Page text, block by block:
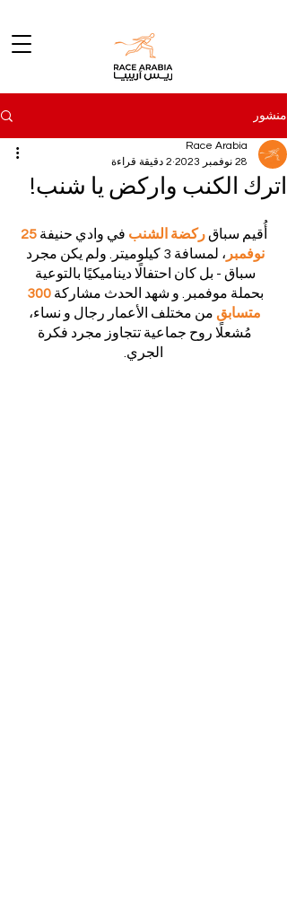
منشور
اترك الكنب واركض يا شنب!
Race Arabia
28 نوفمبر 2023
2 دقيقة قراءة
ركضة الشنب في وادي حنيفة
نوفمبر
، لمسافة 3 كيلوميتر. ولم يكن مجرد
سباق - بل كان احتفالًا ديناميكيًا بالتوعية
بحملة موفمبر. و شهد الحدث مشاركة
متسابق من مختلف الأعمار رجال و نساء،
مُشعلًا روح جماعية تتجاوز مجرد فكرة
الجري.